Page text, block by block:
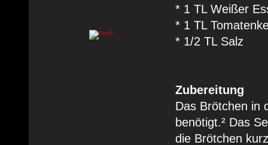
* 1 TL Weißer
* 1 TL
* 1/2 TL Salz
Zubereitung
Das Brötchen in
benötigt.² Das
die Brötchen